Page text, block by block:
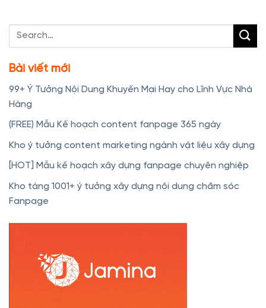
Bài viết mới
99+ Ý Tưởng Nội Dung Khuyến Mại Hay cho Lĩnh Vực Nhà
Hàng
(FREE) Mẫu Kế hoạch content fanpage 365 ngày
Kho ý tưởng content marketing ngành vật liệu xây dựng
[HOT] Mẫu kế hoạch xây dựng fanpage chuyên nghiệp
Kho tàng 1001+ ý tưởng xây dựng nội dung chăm sóc
Fanpage